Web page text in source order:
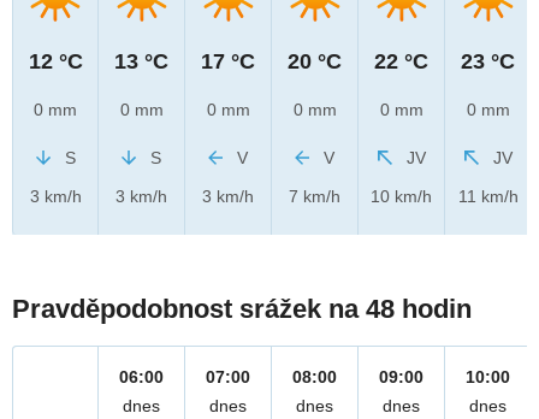
12 °C
0 mm
S
3 km/h
13 °C
0 mm
S
3 km/h
17 °C
0 mm
V
3 km/h
20 °C
0 mm
V
7 km/h
22 °C
0 mm
JV
10 km/h
23 °C
0 mm
JV
11 km/h
Pravděpodobnost srážek na 48 hodin
06:00
dnes
07:00
dnes
08:00
dnes
09:00
dnes
10:00
dnes